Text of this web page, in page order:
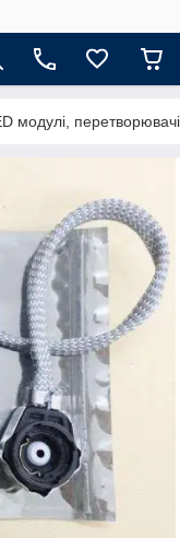
модулі,